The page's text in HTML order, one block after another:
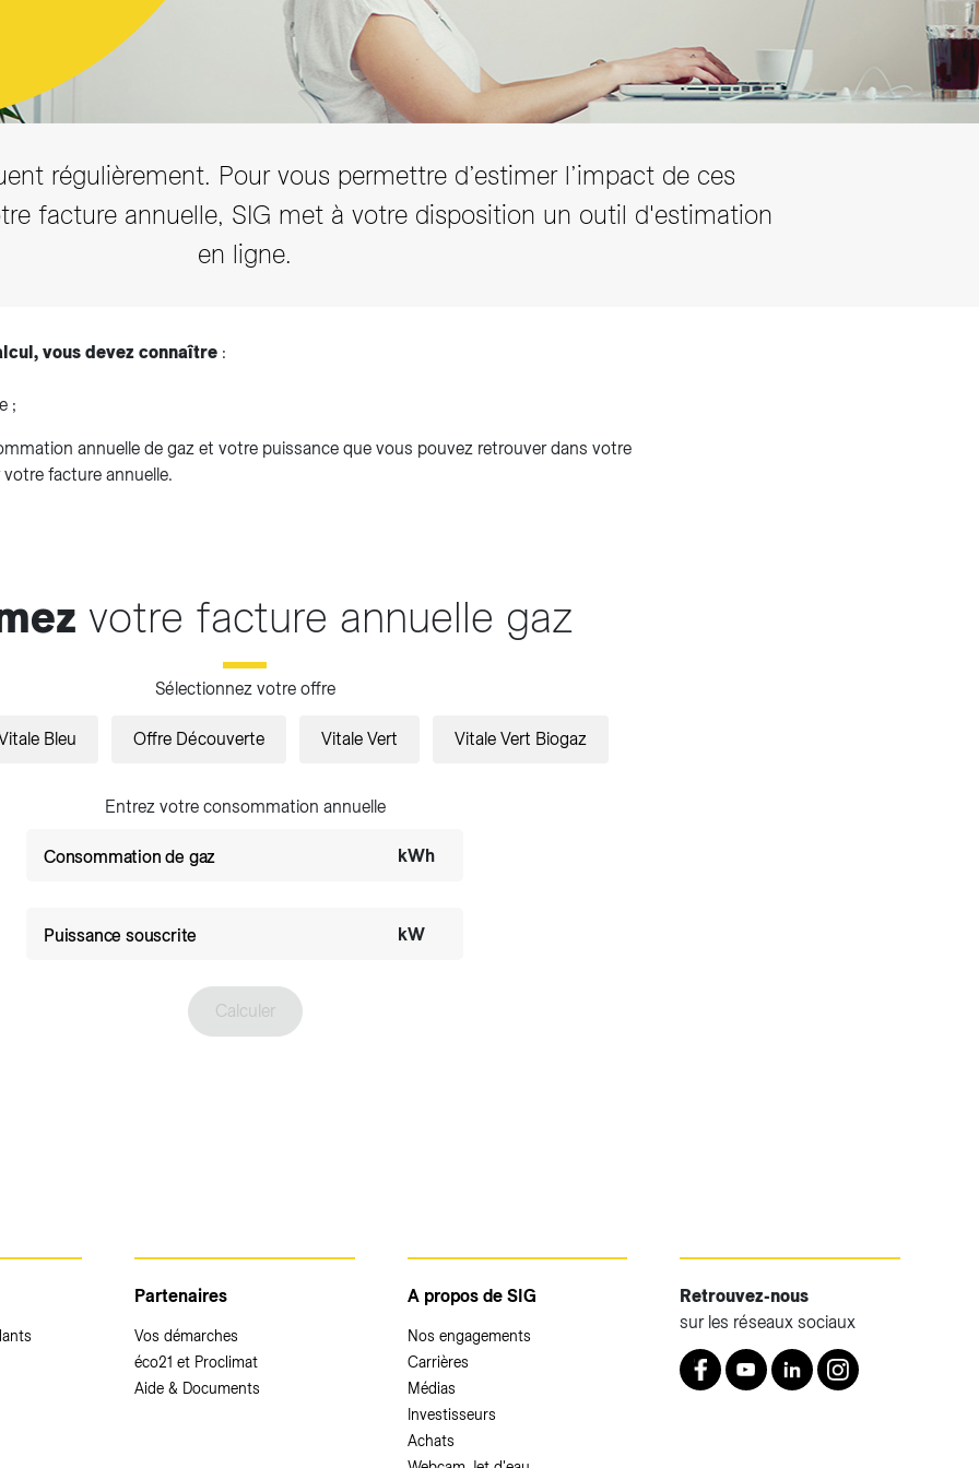
Tarifs et règlements
régulièrement. Pour vous permettre d’estimer l’impact de ces
facture annuelle, SIG met à votre disposition un outil d'estimation
en ligne.
vous devez connaître :
;
annuelle de gaz et votre puissance que vous pouvez retrouver dans votre
facture annuelle.
votre facture annuelle gaz
Sélectionnez votre offre
Bleu Offre Découverte Vitale Vert Vitale Vert Biogaz
Entrez votre consommation annuelle
Consommation de gaz kWh
Puissance souscrite kW
Calculer
Partenaires
Vos démarches
éco21 et Proclimat
Aide & Documents
A propos de SIG
Nos engagements
Carrières
Médias
Investisseurs
Achats
Retrouvez-nous
sur les réseaux sociaux
Retrouvez nous sur Facebook
YoutubeLinkedInInstagram